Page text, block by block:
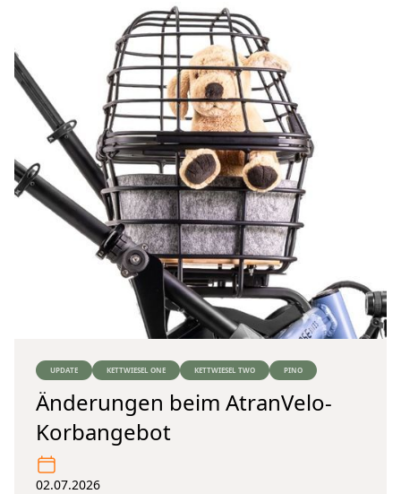
UPDATE KETTWIESEL ONE KETTWIESEL TWO PINO
Änderungen beim AtranVelo-
Korbangebot
02.07.2026